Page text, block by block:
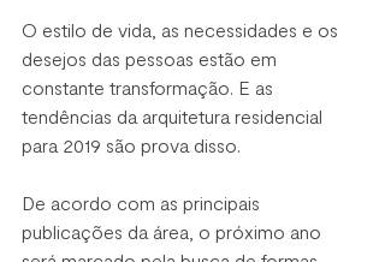
O estilo de vida, as necessidades e os
desejos das pessoas estão em
constante transformação. E as
tendências da arquitetura residencial
para 2019 são prova disso.
De acordo com as principais
publicações da área, o próximo ano